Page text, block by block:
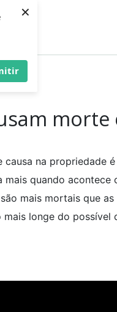
×
bovinos
na propriedade
quando
mais mortais que
longe do possível